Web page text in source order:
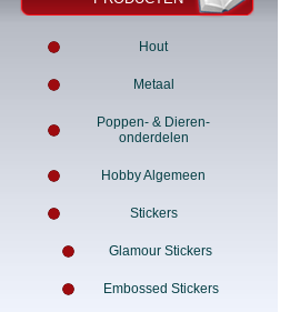
Hout
Metaal
Poppen- & Dieren-
onderdelen
Hobby Algemeen
Stickers
Glamour Stickers
Embossed Stickers